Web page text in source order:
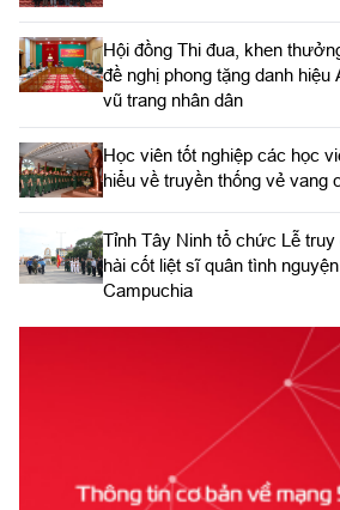
Hội đồng Thi đua, khen
đề nghị phong tặng danh
vũ trang nhân dân
Học viên tốt nghiệp các học
hiểu về truyền thống vẻ vang
​Tỉnh Tây Ninh tổ chức Lễ truy
hài cốt liệt sĩ quân tình
Campuchia